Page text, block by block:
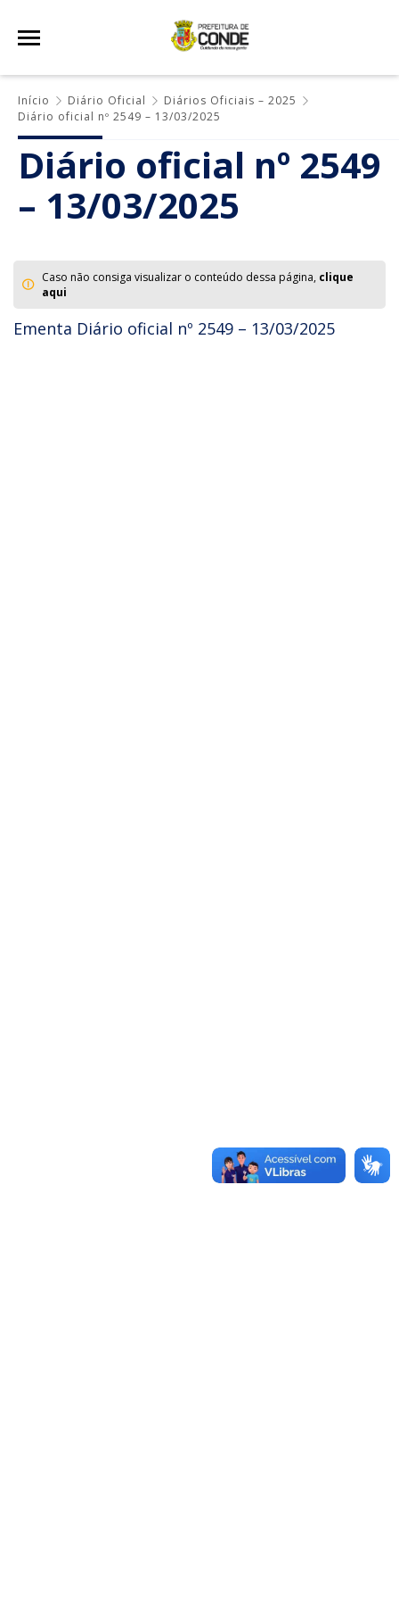
Início Diário Oficial
Diários Oficiais – 2025
Diário oficial nº 2549 – 13/03/2025
Diário oficial nº 2549
– 13/03/2025
Caso não consiga visualizar o conteúdo dessa página, clique
aqui
Ementa Diário oficial nº 2549 – 13/03/2025